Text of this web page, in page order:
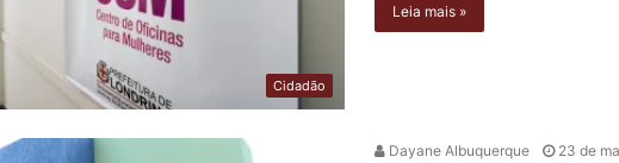
Cidadão
Leia mais »
Dayane Albuquerque 23 de